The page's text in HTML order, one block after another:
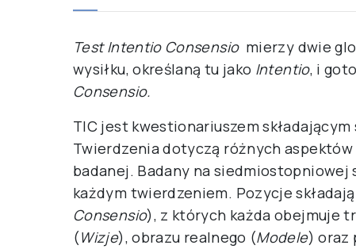
Test Intentio Consensio mierzy dwie
wysiłku, określaną tu jako Intentio, i
Consensio.
TIC jest kwestionariuszem
Twierdzenia dotyczą różnych
badanej. Badany na
każdym twierdzeniem. Pozycje
Consensio), z których każda obejmuje
(Wizje), obrazu realnego (Modele) oraz